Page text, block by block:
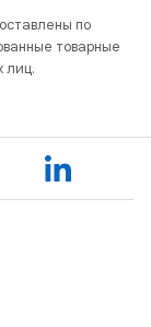
по
товарные
лиц.